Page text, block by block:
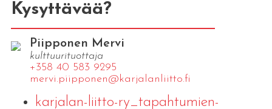
Kysyttävää?
Piipponen Mervi
kulttuurituottaja
+358 40 583 9295
mervi.​piipponen@​kar​jala​nlii​tto.​fi
karjalan-liitto-ry_tapahtumien-